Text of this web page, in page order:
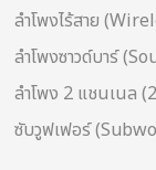
ลำโพงไร้สาย
ลำโพงซาวด์บาร์
ลำโพง 2 แชนเนล
ซับวูฟเฟอร์